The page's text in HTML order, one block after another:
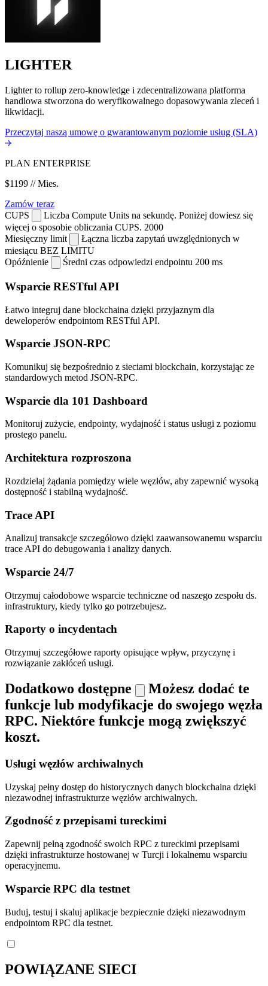
LIGHTER
Lighter to rollup zero-knowledge i zdecentralizowana platforma
handlowa stworzona do weryfikowalnego dopasowywania zleceń i
likwidacji.
Przeczytaj naszą umowę o gwarantowanym poziomie usług (SLA)
PLAN ENTERPRISE
$1199 // Mies.
Zamów teraz
CUPS
Liczba Compute Units na sekundę. Poniżej dowiesz się
więcej o sposobie obliczania CUPS. 2000
Miesięczny limit
Łączna liczba zapytań uwzględnionych w
miesiącu BEZ LIMITU
Opóźnienie
Średni czas odpowiedzi endpointu 200 ms
Wsparcie RESTful API
Łatwo integruj dane blockchaina dzięki przyjaznym dla
deweloperów endpointom RESTful API.
Wsparcie JSON-RPC
Komunikuj się bezpośrednio z sieciami blockchain, korzystając ze
standardowych metod JSON-RPC.
Wsparcie dla 101 Dashboard
Monitoruj zużycie, endpointy, wydajność i status usługi z poziomu
prostego panelu.
Architektura rozproszona
Rozdzielaj żądania pomiędzy wiele węzłów, aby zapewnić wysoką
dostępność i stabilną wydajność.
Trace API
Analizuj transakcje szczegółowo dzięki zaawansowanemu wsparciu
trace API do debugowania i analizy danych.
Wsparcie 24/7
Otrzymuj całodobowe wsparcie techniczne od naszego zespołu ds.
infrastruktury, kiedy tylko go potrzebujesz.
Raporty o incydentach
Otrzymuj szczegółowe raporty opisujące wpływ, przyczynę i
rozwiązanie zakłóceń usługi.
Dodatkowo dostępne
Możesz dodać te
funkcje lub modyfikacje do swojego węzła
RPC. Niektóre funkcje mogą zwiększyć
koszt.
Usługi węzłów archiwalnych
Uzyskaj pełny dostęp do historycznych danych blockchaina dzięki
niezawodnej infrastrukturze węzłów archiwalnych.
Zgodność z przepisami tureckimi
Zapewnij pełną zgodność swoich RPC z tureckimi przepisami
dzięki infrastrukturze hostowanej w Turcji i lokalnemu wsparciu
operacyjnemu.
Wsparcie RPC dla testnet
Buduj, testuj i skaluj aplikacje bezpiecznie dzięki niezawodnym
endpointom RPC dla testnet.
POWIĄZANE SIECI